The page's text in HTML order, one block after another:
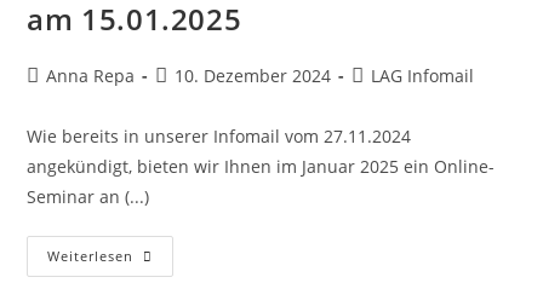
am 15.01.2025
Anna Repa 10. Dezember 2024 LAG Infomail
Wie bereits in unserer Infomail vom 27.11.2024
angekündigt, bieten wir Ihnen im Januar 2025 ein Online-
Seminar an (...)
Weiterlesen